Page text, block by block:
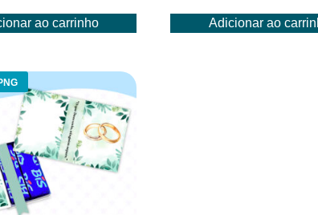
ao carrinho Adicionar ao